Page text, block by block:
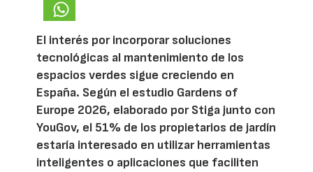
El interés por incorporar soluciones
tecnológicas al mantenimiento de los
espacios verdes sigue creciendo en
España. Según el estudio Gardens of
Europe 2026, elaborado por Stiga junto con
YouGov, el 51% de los propietarios de jardín
estaría interesado en utilizar herramientas
inteligentes o aplicaciones que faciliten